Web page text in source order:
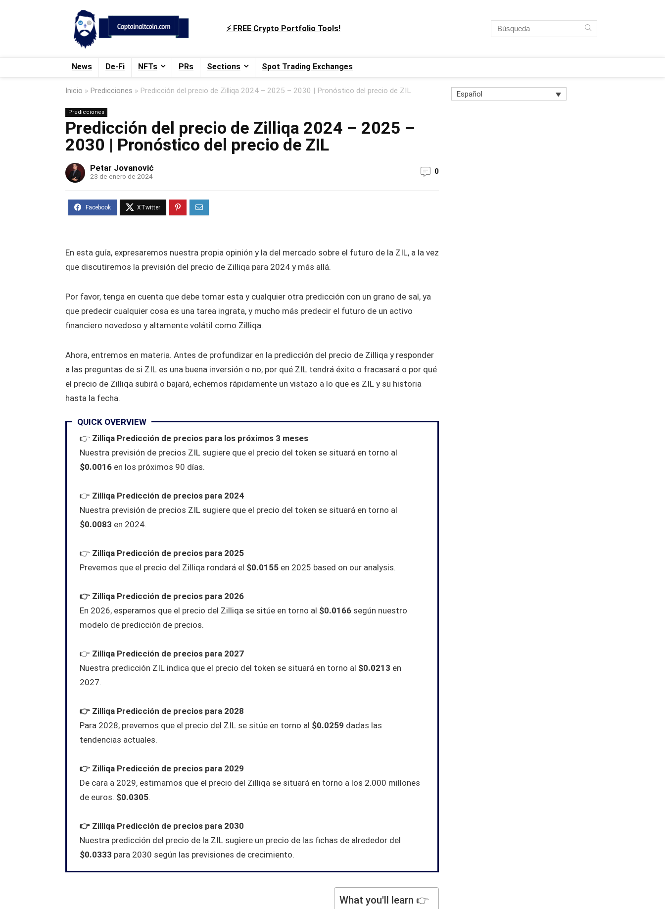
⚡️ FREE Crypto Portfolio Tools!
News De-Fi NFTs PRs Sections Spot Trading Exchanges
Inicio » Predicciones » Predicción del precio de Zilliqa 2024 – 2025 – 2030 | Pronóstico del precio de ZIL
Predicciones
Predicción del precio de Zilliqa 2024 – 2025 –
2030 | Pronóstico del precio de ZIL
Petar Jovanović
23 de enero de 2024
0
En esta guía, expresaremos nuestra propia opinión y la del mercado sobre el futuro de la ZIL, a la vez
que discutiremos la previsión del precio de Zilliqa para 2024 y más allá.
Por favor, tenga en cuenta que debe tomar esta y cualquier otra predicción con un grano de sal, ya
que predecir cualquier cosa es una tarea ingrata, y mucho más predecir el futuro de un activo
financiero novedoso y altamente volátil como Zilliqa.
Ahora, entremos en materia. Antes de profundizar en la predicción del precio de Zilliqa y responder
a las preguntas de si ZIL es una buena inversión o no, por qué ZIL tendrá éxito o fracasará o por qué
el precio de Zilliqa subirá o bajará, echemos rápidamente un vistazo a lo que es ZIL y su historia
hasta la fecha.
QUICK OVERVIEW
👉 Zilliqa Predicción de precios para los próximos 3 meses
Nuestra previsión de precios ZIL sugiere que el precio del token se situará en torno al
$0.0016 en los próximos 90 días.
👉 Zilliqa Predicción de precios para 2024
Nuestra previsión de precios ZIL sugiere que el precio del token se situará en torno al
$0.0083 en 2024.
👉 Zilliqa Predicción de precios para 2025
Prevemos que el precio del Zilliqa rondará el $0.0155 en 2025 based on our analysis.
👉 Zilliqa Predicción de precios para 2026
En 2026, esperamos que el precio del Zilliqa se sitúe en torno al $0.0166 según nuestro
modelo de predicción de precios.
👉 Zilliqa Predicción de precios para 2027
Nuestra predicción ZIL indica que el precio del token se situará en torno al $0.0213 en
2027.
👉 Zilliqa Predicción de precios para 2028
Para 2028, prevemos que el precio del ZIL se sitúe en torno al $0.0259 dadas las
tendencias actuales.
👉 Zilliqa Predicción de precios para 2029
De cara a 2029, estimamos que el precio del Zilliqa se situará en torno a los 2.000 millones
de euros. $0.0305.
👉 Zilliqa Predicción de precios para 2030
Nuestra predicción del precio de la ZIL sugiere un precio de las fichas de alrededor del
$0.0333 para 2030 según las previsiones de crecimiento.
What you'll learn 👉
Español